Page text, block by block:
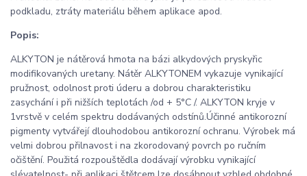
podkladu, ztráty materiálu během aplikace apod.
Popis:
ALKYTON je nátěrová hmota na bázi alkydových pryskyřic
modifikovaných uretany. Nátěr ALKYTONEM vykazuje vynikající
pružnost, odolnost proti úderu a dobrou charakteristiku
zasychání i při nižších teplotách /od + 5°C /. ALKYTON kryje v
1vrstvě v celém spektru dodávaných odstínů.Účinné antikorozní
pigmenty vytvářejí dlouhodobou antikorozní ochranu. Výrobek má
velmi dobrou přilnavost i na zkorodovaný povrch po ručním
očištění. Použitá rozpouštědla dodávají výrobku vynikající